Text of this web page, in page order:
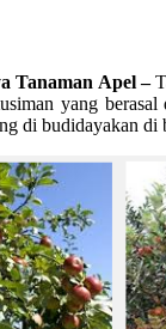
Tanaman Apel –
yang
di budidayakan di